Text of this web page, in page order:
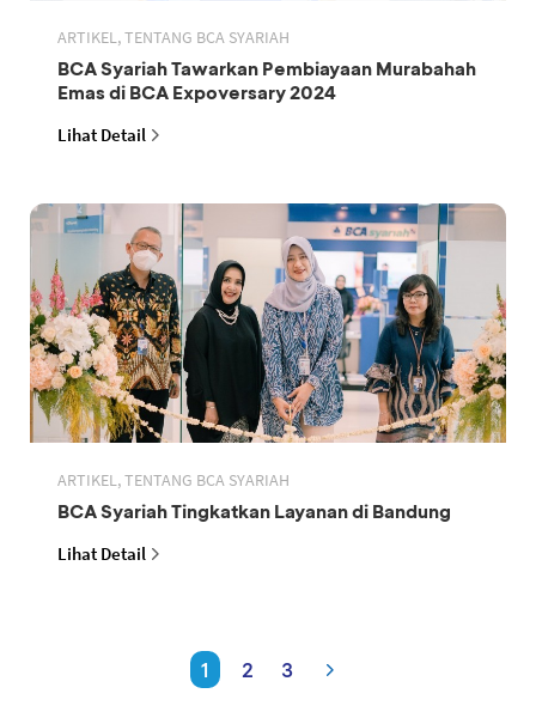
ARTIKEL, TENTANG BCA SYARIAH
BCA Syariah Tawarkan Pembiayaan Murabahah
Emas di BCA Expoversary 2024
Lihat Detail
ARTIKEL, TENTANG BCA SYARIAH
BCA Syariah Tingkatkan Layanan di Bandung
Lihat Detail
1 2 3